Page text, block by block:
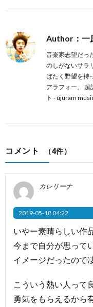
Author：一
音楽家志望だっ
のしがないサラ
ばたく野望を持
アラフォー。
ト -ujuram
コメント （4件）
カレリーナ
2019-05-18 04:22
いやー素晴らしい作
今まで自分が思って
イメージだったので
こういう熱い人って
勇気をもらえるから